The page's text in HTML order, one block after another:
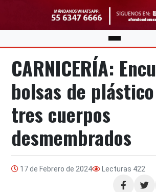
CARNICERÍA:
bolsas de
tres cuerpos
desmembrados
17 de Febrero de 2024 Lecturas 422
Compartir